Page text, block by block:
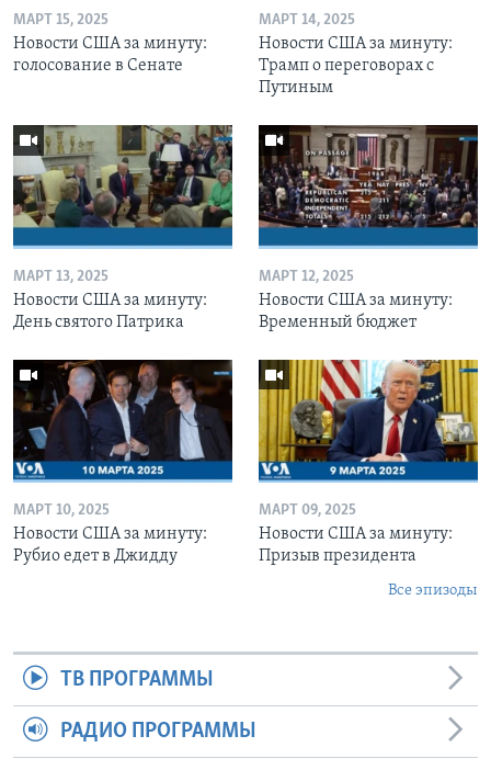
МАРТ 15, 2025
Новости США за минуту:
голосование в Сенате
МАРТ 14, 2025
Новости США за минуту:
Трамп о переговорах с
Путиным
МАРТ 13, 2025
Новости США за минуту:
День святого Патрика
МАРТ 12, 2025
Новости США за минуту:
Временный бюджет
МАРТ 10, 2025
Новости США за минуту:
Рубио едет в Джидду
МАРТ 09, 2025
Новости США за минуту:
Призыв президента
Все эпизоды
ТВ ПРОГРАММЫ
РАДИО ПРОГРАММЫ